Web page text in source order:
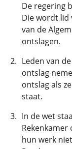
De regering
Die wordt lid
van de
ontslagen.
Leden van
ontslag
ontslag als
staat.
In de wet
Rekenkamer
hun werk